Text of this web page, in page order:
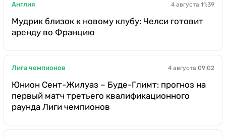
Англия 4 августа 11:39
Мудрик близок к новому клубу: Челси готовит
аренду во Францию
Лига чемпионов 4 августа 09:02
Юнион Сент-Жилуаз – Буде-Глимт: прогноз на
первый матч третьего квалификационного
раунда Лиги чемпионов